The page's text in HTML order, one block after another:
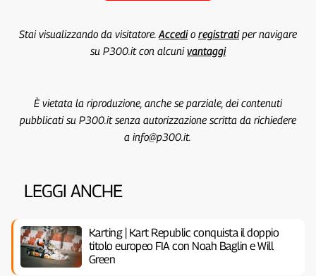
Stai visualizzando da visitatore. Accedio registratiper navigare
su P300.it con alcunivantaggi
È vietata la riproduzione, anche se parziale, dei contenuti
pubblicati su P300.it senza autorizzazione scritta da richiedere
a info@p300.it.
LEGGI ANCHE
Karting | Kart Republic conquista il doppio
titolo europeo FIA con Noah Baglin e Will
Green